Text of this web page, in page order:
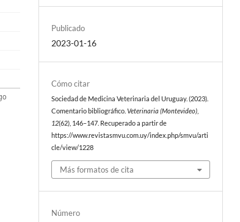
Publicado
2023-01-16
Cómo citar
Sociedad de Medicina Veterinaria del Uruguay. (2023).
Comentario bibliográfico.Veterinaria (Montevideo),
12(62), 146–147. Recuperado a partir de
https://www.revistasmvu.com.uy/index.php/smvu/arti
cle/view/1228
Más formatos de cita
Número